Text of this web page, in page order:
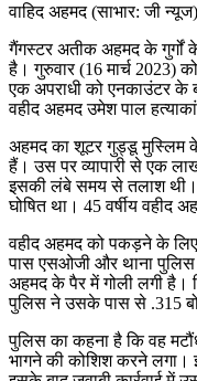
वाहिद अहमद (साभार: जी न्यूज)
गैंगस्टर अतीक अहमद के गुर्गों
है। गुरुवार (16 मार्च 2023)
एक अपराधी को एनकाउंटर के
वहीद अहमद उमेश पाल
अहमद का शूटर गुड्डू मुस्लिम
हैं। उस पर व्यापारी से एक
इसकी लंबे समय से तलाश
घोषित था। 45 वर्षीय वहीद
वहीद अहमद को पकड़ने के लिए
पास एसओजी और थाना पुलिस
अहमद के पैर में गोली लगी है।
पुलिस ने उसके पास से .315
पुलिस का कहना है कि वह
भागने की कोशिश करने लगा।